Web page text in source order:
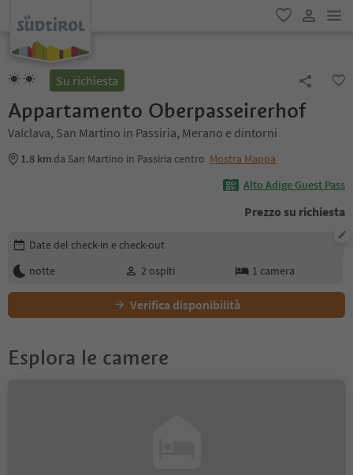
favoriti
Su richiesta
Appartamento Oberpasseirerhof
Valclava, San Martino in Passiria, Merano e dintorni
1.8 km da San Martino in Passiria centro Mostra Mappa
Alto Adige Guest Pass
Prezzo su richiesta
Modifica i dettagli della prenotazione
Date del check-in e check-out
notte
2 ospiti 1 camera
Verifica disponibilità
Esplora le camere